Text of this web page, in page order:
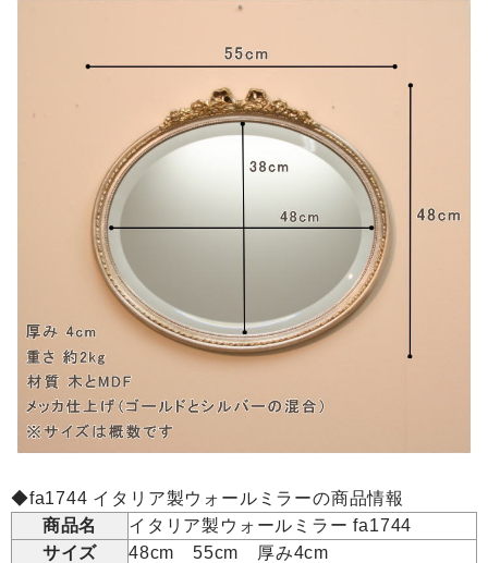
◆fa1744 イタリア製ウォールミラーの商品情報
商品名
イタリア製ウォールミラー fa1744
サイズ
48cm 55cm 厚み4cm